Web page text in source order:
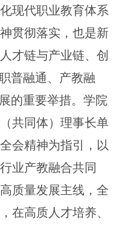
现代职业教育体系
贯彻落实，也是新
才链与产业链、创
普融通、产教融
的重要举措。学院
共同体）理事长单
会精神为指引，以
业产教融合共同
质量发展主线，全
在高质人才培养、